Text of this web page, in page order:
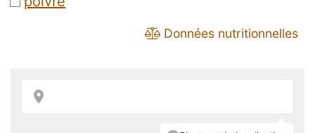
Données nutritionnelles